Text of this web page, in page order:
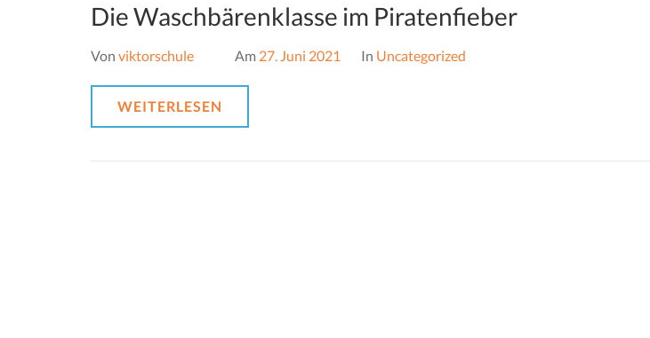
Die Waschbärenklasse im Piratenfieber
Von viktorschule Am 27. Juni 2021 In Uncategorized
WEITERLESEN